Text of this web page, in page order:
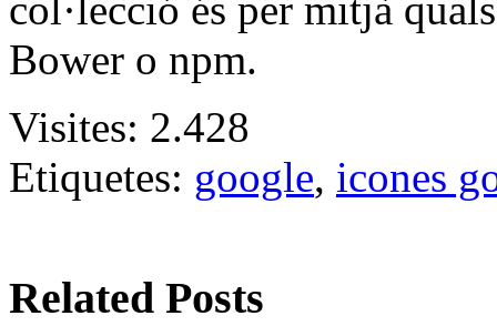
Bower o npm.
Visites: 2.428
Etiquetes: google, icones
Related Posts